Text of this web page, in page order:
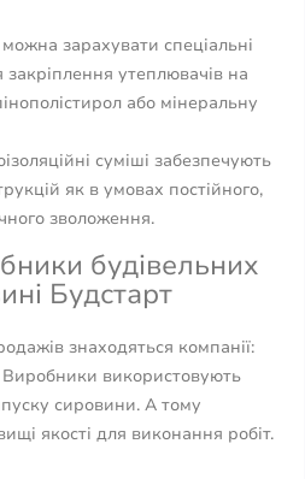
зарахувати спеціальні
закріплення утеплювачів на
або мінеральну
суміші забезпечують
як в умовах постійного,
зволоження.
будівельних
Будстарт
знаходяться компанії:
Виробники використовують
сировини. А тому
якості для виконання робіт.